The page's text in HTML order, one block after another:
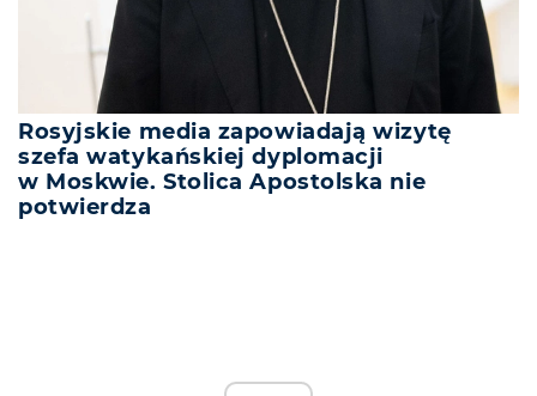
Rosyjskie media zapowiadają wizytę
szefa watykańskiej dyplomacji
w Moskwie. Stolica Apostolska nie
potwierdza